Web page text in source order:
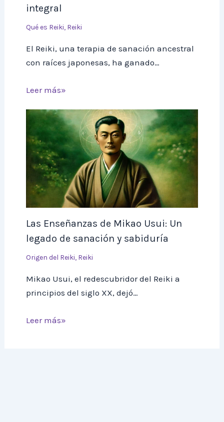
integral
Qué es Reiki, Reiki
El Reiki, una terapia de sanación ancestral
con raíces japonesas, ha ganado…
Leer más»
Las Enseñanzas de Mikao Usui: Un
legado de sanación y sabiduría
Origen del Reiki, Reiki
Mikao Usui, el redescubridor del Reiki a
principios del siglo XX, dejó…
Leer más»